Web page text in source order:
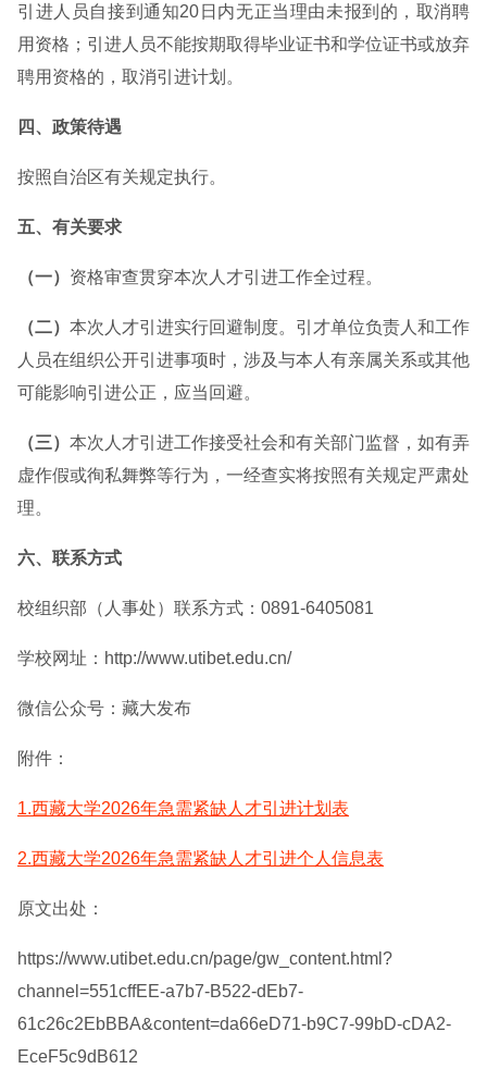
引进人员自接到通知20日内无正当理由未报到的，取消聘
用资格；引进人员不能按期取得毕业证书和学位证书或放弃
聘用资格的，取消引进计划。
四、政策待遇
按照自治区有关规定执行。
五、有关要求
（一） 资格审查贯穿本次人才引进工作全过程。
（二） 本次人才引进实行回避制度。引才单位负责人和工作
人员在组织公开引进事项时，涉及与本人有亲属关系或其他
可能影响引进公正，应当回避。
（三） 本次人才引进工作接受社会和有关部门监督，如有弄
虚作假或徇私舞弊等行为，一经查实将按照有关规定严肃处
理。
六、联系方式
校组织部（人事处）联系方式：0891-6405081
学校网址：http://www.utibet.edu.cn/
微信公众号：藏大发布
附件：
1.西藏大学2026年急需紧缺人才引进计划表
2.西藏大学2026年急需紧缺人才引进个人信息表
原文出处：
https://www.utibet.edu.cn/page/gw_content.html?
channel=551cffEE-a7b7-B522-dEb7-
61c26c2EbBBA&content=da66eD71-b9C7-99bD-cDA2-
EceF5c9dB612